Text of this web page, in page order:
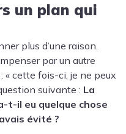
un plan qui
plus d’une raison.
par un autre
« cette fois-ci, je ne peux
suivante : La
t-il eu quelque chose
évité ?